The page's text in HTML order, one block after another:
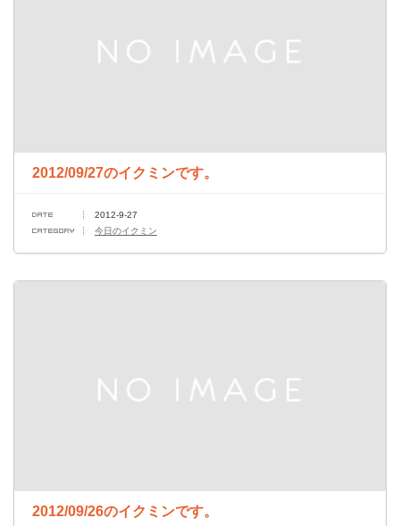
2012/09/27のイクミンです。
2012-9-27
今日のイクミン
2012/09/26のイクミンです。